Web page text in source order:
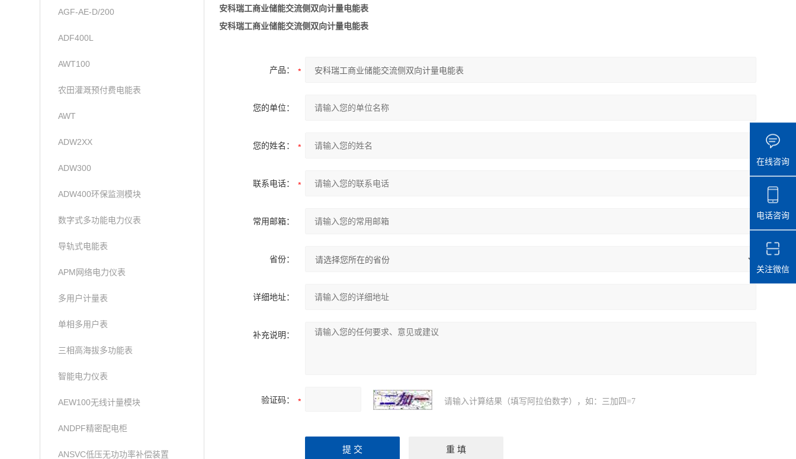
AGF-AE-D/200
ADF400L
AWT100
农田灌溉预付费电能表
AWT
ADW2XX
ADW300
ADW400环保监测模块
数字式多功能电力仪表
导轨式电能表
APM网络电力仪表
多用户计量表
单相多用户表
三相高海拔多功能表
智能电力仪表
AEW100无线计量模块
ANDPF精密配电柜
ANSVC低压无功功率补偿装置
安科瑞工商业储能交流侧双向计量电能表
安科瑞工商业储能交流侧双向计量电能表
产品：
您的单位：
您的姓名：
联系电话：
常用邮箱：
省份：
详细地址：
补充说明：
验证码： 请输入计算结果（填写阿拉伯数字），如：三加四=7
在线咨询
电话咨询
关注微信